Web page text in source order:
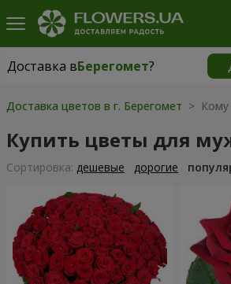
Доставка вБерегомет?
Доставка вБерегомет|
Доставка цветов в г. Берегомет >
Купить цветы для
Cортировка: дешевые дорогие